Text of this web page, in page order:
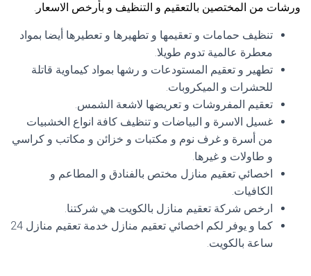
ورشات من المختصين بالتعقيم و التنظيف و بأرخص الاسعار.
تنظيف حمامات و تعقيمها و تطهيرها و تعطيرها أيضا بمواد
معطرة عالمية تدوم طويلا.
تطهير و تعقيم المستودعات و رشها بمواد كيماوية قاتلة
للحشرات و الميكروبات.
تعقيم المفروشات و تعريضها لاشعة الشمس.
غسيل الاسرة و البياضات و تنظيف كافة انواع الخشبيات
من أسرة و غرف نوم و مكتبات و خزائن و مكاتب و كراسي
و طاولات و غيرها.
اخصائي تعقيم منازل مختص بالفنادق و المطاعم و
الكافيات.
ارخص شركة تعقيم منازل بالكويت هي شركتنا.
كما و يوفر لكم اخصائي تعقيم منازل خدمة تعقيم منازل 24
ساعة بالكويت.